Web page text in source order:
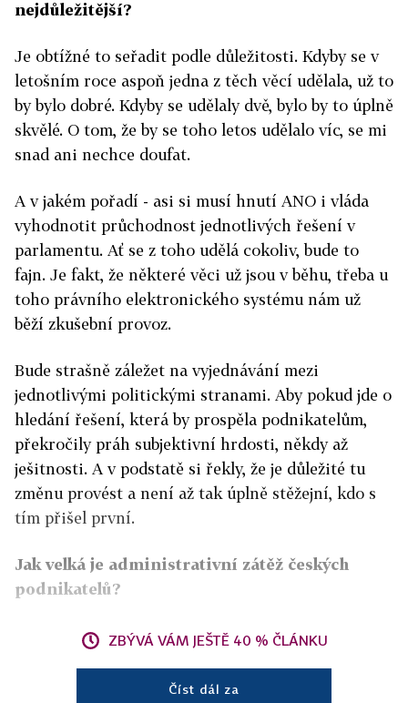
nejdůležitější?
Je obtížné to seřadit podle důležitosti. Kdyby se v
letošním roce aspoň jedna z těch věcí udělala, už to
by bylo dobré. Kdyby se udělaly dvě, bylo by to úplně
skvělé. O tom, že by se toho letos udělalo víc, se mi
snad ani nechce doufat.
A v jakém pořadí - asi si musí hnutí ANO i vláda
vyhodnotit průchodnost jednotlivých řešení v
parlamentu. Ať se z toho udělá cokoliv, bude to
fajn. Je fakt, že některé věci už jsou v běhu, třeba u
toho právního elektronického systému nám už
běží zkušební provoz.
Bude strašně záležet na vyjednávání mezi
jednotlivými politickými stranami. Aby pokud jde o
hledání řešení, která by prospěla podnikatelům,
překročily práh subjektivní hrdosti, někdy až
ješitnosti. A v podstatě si řekly, že je důležité tu
změnu provést a není až tak úplně stěžejní, kdo s
tím přišel první.
Jak velká je administrativní zátěž českých
podnikatelů?
ZBÝVÁ VÁM JEŠTĚ 40 % ČLÁNKU
Číst dál za